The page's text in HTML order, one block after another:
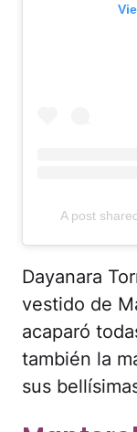
A post
Dayanara
vestido de
acaparó
también la
sus